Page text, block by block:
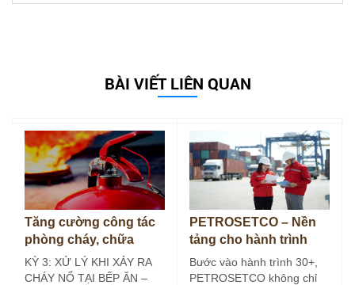
BÀI VIẾT LIÊN QUAN
Tăng cường công tác
phòng cháy, chữa
cháy tại bếp ăn công
nghiệp (Kỳ 3)
KỲ 3: XỬ LÝ KHI XẢY RA
CHÁY NỔ TẠI BẾP ĂN –
PETROSETCO – Nền
tảng cho hành trình
30+
Bước vào hành trình 30+,
PETROSETCO không chỉ